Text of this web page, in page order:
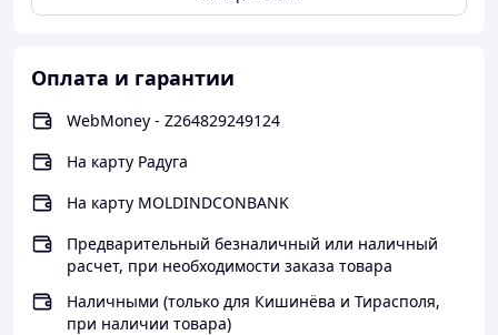
Оплата и гарантии
WebMoney - Z264829249124
На карту Радуга
На карту MOLDINDCONBANK
Предварительный безналичный или наличный
расчет, при необходимости заказа товара
Наличными (только для Кишинёва и Тирасполя,
при наличии товара)